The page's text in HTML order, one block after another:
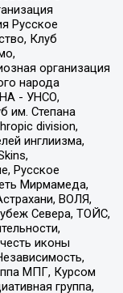
Русское
Клуб
организация
народа
- УНСО,
им. Степана
division,
инглиизма,
Русское
Мирмамеда,
ВОЛЯ,
Севера, ТОЙС,
иконы
МПГ, Курсом
группа,